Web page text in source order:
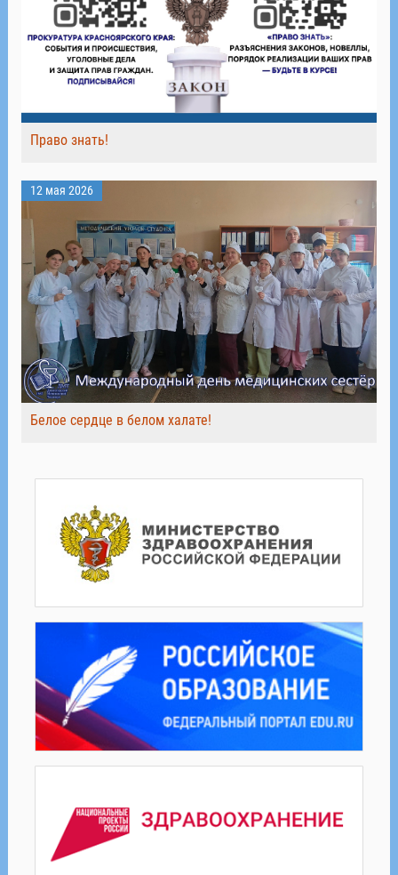
Право знать!
12 мая 2026
Белое сердце в белом халате!